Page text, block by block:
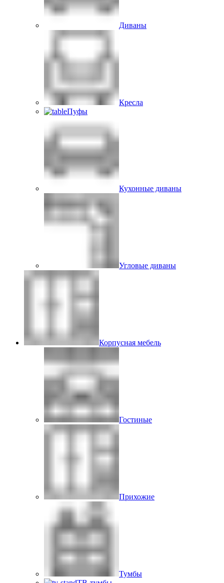
Диваны
Кресла
Пуфы
Кухонные диваны
Угловые диваны
Корпусная мебель
Гостиные
Прихожие
Тумбы